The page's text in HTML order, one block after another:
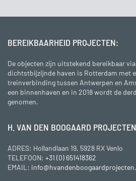
BEREIKBAARHEID PROJECTEN:
De objecten zijn uitstekend bereikbaar
dichtstbijzijnde haven is Rotterdam met
treinverbinding tussen Antwerpen en
een binnenhaven en in 2018 wordt de
genomen.
H. VAN DEN BOOGAARD PROJECTEN
ADRES: Hollandlaan 19, 5928 RX Venlo
TELEFOON: +31 (0) 651418362
EMAIL: